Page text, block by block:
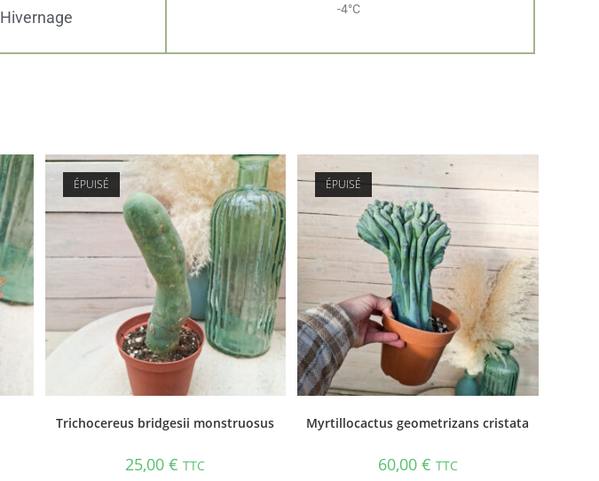
Hivernage -4°C
ÉPUISÉ
Trichocereus bridgesii monstruosus
25,00€ TTC
ÉPUISÉ
Myrtillocactus geometrizans cristata
60,00 € TTC